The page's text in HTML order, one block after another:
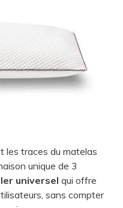
les traces du matelas
unique de 3
universel qui offre
sans compter